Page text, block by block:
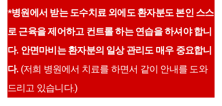
*병원에서 받는 도수치료 외에도 환자분도 본인 스스
로 근육을 제어하고 컨트롤 하는 연습을 하셔야 합니
다. 안면마비는 환자분의 일상 관리도 매우 중요합니
다. (저희 병원에서 치료를 하면서 같이 안내를 도와
드리고 있습니다.)